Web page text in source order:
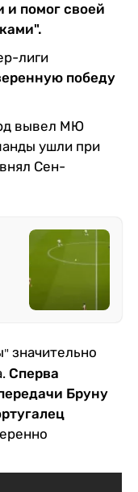
и помог своей
лиги
победу
вывел МЮ
ушли при
Сен-
" значительно
Сперва
Бруну